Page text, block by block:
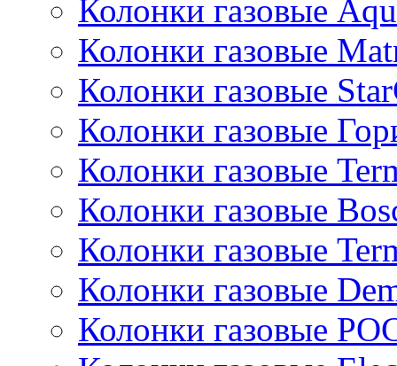
Колонки газовые
Колонки газовые
Колонки газовые
Колонки газовые
Колонки газовые
Колонки газовые
Колонки газовые
Колонки газовые
Колонки газовые